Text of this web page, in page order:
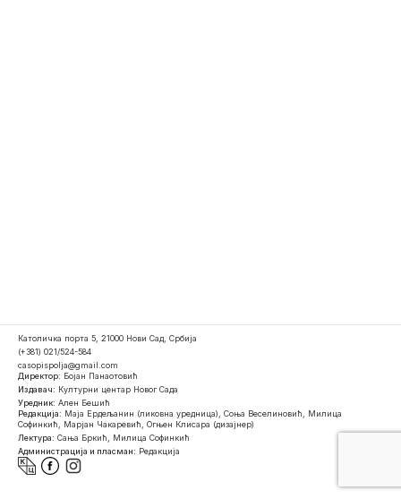
Католичка порта 5, 21000 Нови Сад, Србија
(+381) 021/524-584
casopispolja@gmail.com
Директор: Бојан Панаотовић
Издавач: Културни центар Новог Сада
Уредник: Ален Бешић
Редакција: Маја Ердељанин (ликовна уредница), Соња Веселиновић, Милица
Софинкић, Марјан Чакаревић, Огњен Клисара (дизајнер)
Лектура: Сања Бркић, Милица Софинкић
Администрација и пласман: Редакција